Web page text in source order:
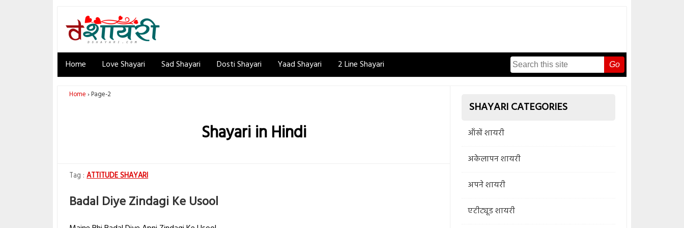
Home Love Shayari Sad Shayari Dosti Shayari Yaad Shayari 2 Line Shayari Go
Home Page-2
Shayari in Hindi
ATTITUDE SHAYARI
Badal Diye Zindagi Ke Usool
SHAYARI CATEGORIES
आँखें शायरी
अकेलापन शायरी
अपने शायरी
एटीट्यूड शायरी